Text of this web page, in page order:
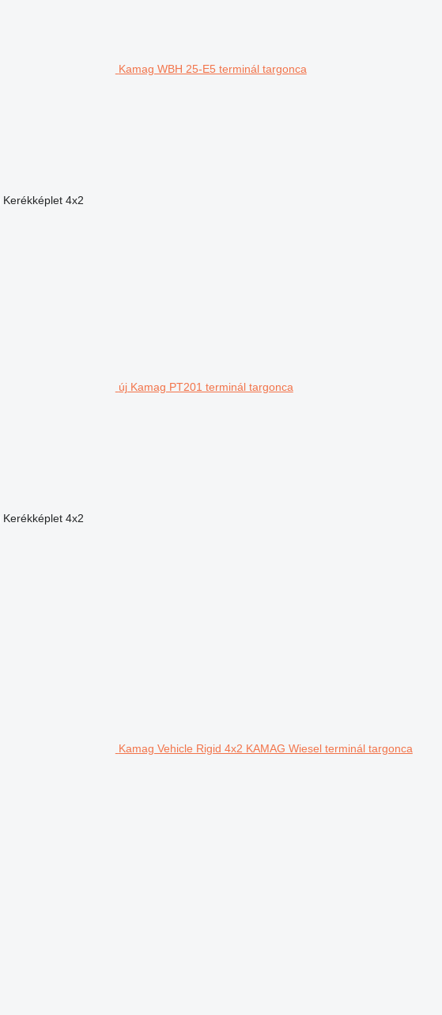
Kamag WBH 25-E5 terminál targonca
Kerékképlet 4x2
új Kamag PT201 terminál targonca
Kerékképlet 4x2
Kamag Vehicle Rigid 4x2 KAMAG Wiesel terminál targonca